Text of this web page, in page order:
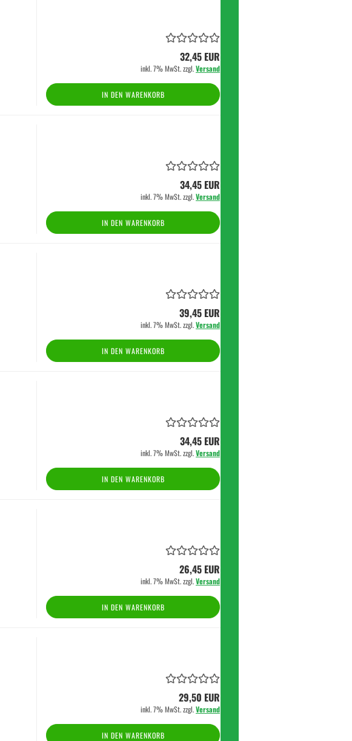
32,45 EUR
inkl. 7% MwSt. zzgl.Versand
IN DEN WARENKORB
34,45 EUR
inkl. 7% MwSt. zzgl.Versand
IN DEN WARENKORB
39,45 EUR
inkl. 7% MwSt. zzgl.Versand
IN DEN WARENKORB
34,45 EUR
inkl. 7% MwSt. zzgl.Versand
IN DEN WARENKORB
26,45 EUR
inkl. 7% MwSt. zzgl.Versand
IN DEN WARENKORB
29,50 EUR
inkl. 7% MwSt. zzgl.Versand
IN DEN WARENKORB